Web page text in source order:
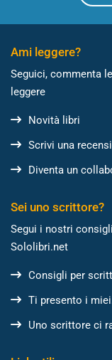
Ami leggere?
Seguici, commenta
leggere
Novità libri
Scrivi una
Diventa un
Sei uno scrittore?
Segui i nostri
Sololibri.net
Consigli per
Ti presento i
Uno scrittore ci